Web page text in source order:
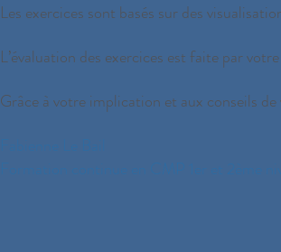
Les exercices sont basés sur des
L’évaluation des exercices est faite par
Grâce à votre implication et aux conseils